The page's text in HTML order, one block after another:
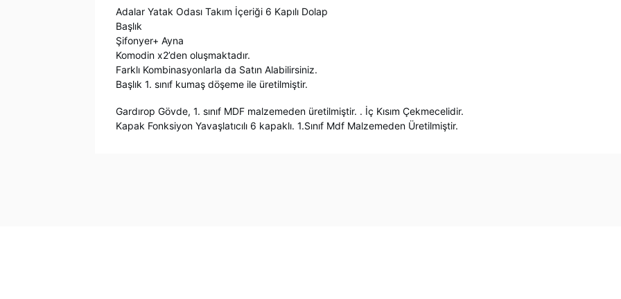
Adalar Yatak Odası Takım İçeriği 6 Kapılı Dolap
Başlık
Şifonyer+ Ayna
Komodin x2’den oluşmaktadır.
Farklı Kombinasyonlarla da Satın Alabilirsiniz.
Başlık 1. sınıf kumaş döşeme ile üretilmiştir.
Gardırop Gövde, 1. sınıf MDF malzemeden üretilmiştir. . İç Kısım Çekmecelidir.
Kapak Fonksiyon Yavaşlatıcılı 6 kapaklı. 1.Sınıf Mdf Malzemeden Üretilmiştir.